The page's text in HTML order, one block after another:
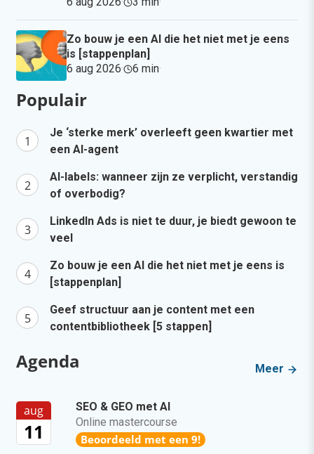
Zo bouw je een AI die het niet met je eens
is [stappenplan]
6 aug 2026· 6 min·
Populair
Je ‘sterke merk’ overleeft geen kwartier met
een AI-agent
AI-labels: wanneer zijn ze verplicht, verstandig
of overbodig?
LinkedIn Ads is niet te duur, je biedt gewoon te
veel
Zo bouw je een AI die het niet met je eens is
[stappenplan]
Geef structuur aan je content met een
contentbibliotheek [5 stappen]
Agenda Meer
aug
11
SEO & GEO met AI
Online mastercourse
Beoordeeld met een 9!